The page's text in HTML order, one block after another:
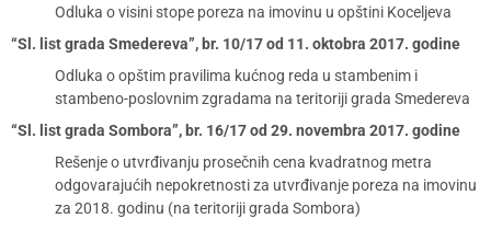
Odluka o visini stope poreza na imovinu u opštini Koceljeva
“Sl. list grada Smedereva”, br. 10/17 od 11. oktobra 2017. godine
Odluka o opštim pravilima kućnog reda u stambenim i
stambeno-poslovnim zgradama na teritoriji grada Smedereva
“Sl. list grada Sombora”, br. 16/17 od 29. novembra 2017. godine
Rešenje o utvrđivanju prosečnih cena kvadratnog metra
odgovarajućih nepokretnosti za utvrđivanje poreza na imovinu
za 2018. godinu (na teritoriji grada Sombora)